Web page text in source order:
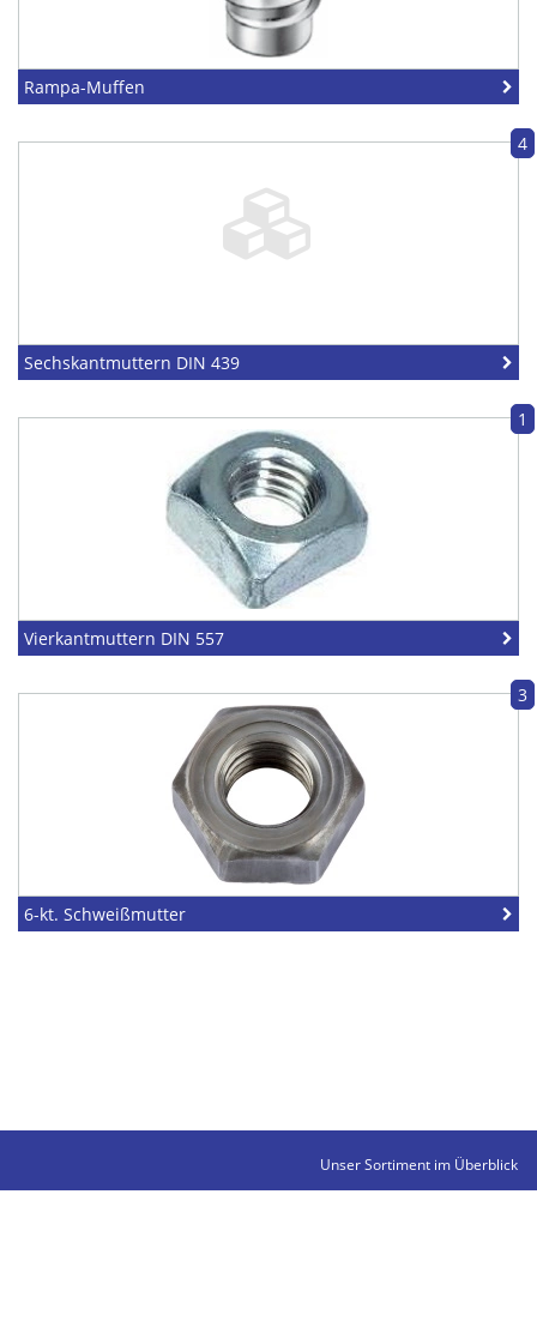
Rampa-Muffen
4
Sechskantmuttern DIN 439
1
Vierkantmuttern DIN 557
3
6-kt. Schweißmutter
Unser Sortiment im Überblick